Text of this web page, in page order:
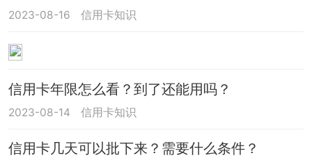
2023-08-16 信用卡知识
信用卡年限怎么看？到了还能用吗？
2023-08-14 信用卡知识
信用卡几天可以批下来？需要什么条件？